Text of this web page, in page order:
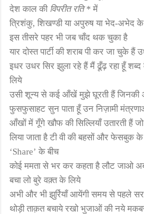
देश काल की विपरीत रति* में
त्रिशंकु, शिखण्डी या अपुरुष या भेद-अभेद के
इस तीसरे पहर भी जब चाँद थक चुका है
यार दोस्त पार्टी की शराब पी कर जा चुके
इधर उधर सिर झुला रहे हैं मैं ढूँढ़ रहा हूँ
लिये
उसी शून्य से कई आँखें मुझे घूरती हैं जिनकी
फुसफुसाहट सुन पाता हूँ उन निज़ामी
आँखों में गूँगे खौफ की सिल्लियाँ उतारती हैं
लिया जाता है टी वी की बहसों और फेसबुक
‘Share’ के बीच
कोई ममता से भर कर कहता है लौट जाओ अब
बचा लो बुरे वक़्त के लिये
अभी और भी झुर्रियाँ आयेंगी समय से पहले
थोड़ी ताक़त बचाये रखो भुजाओं की नये